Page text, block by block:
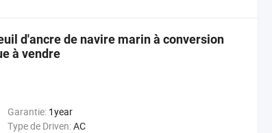
d'ancre de navire marin à conversion
à vendre
Garantie: 1year
Type de Driven:AC